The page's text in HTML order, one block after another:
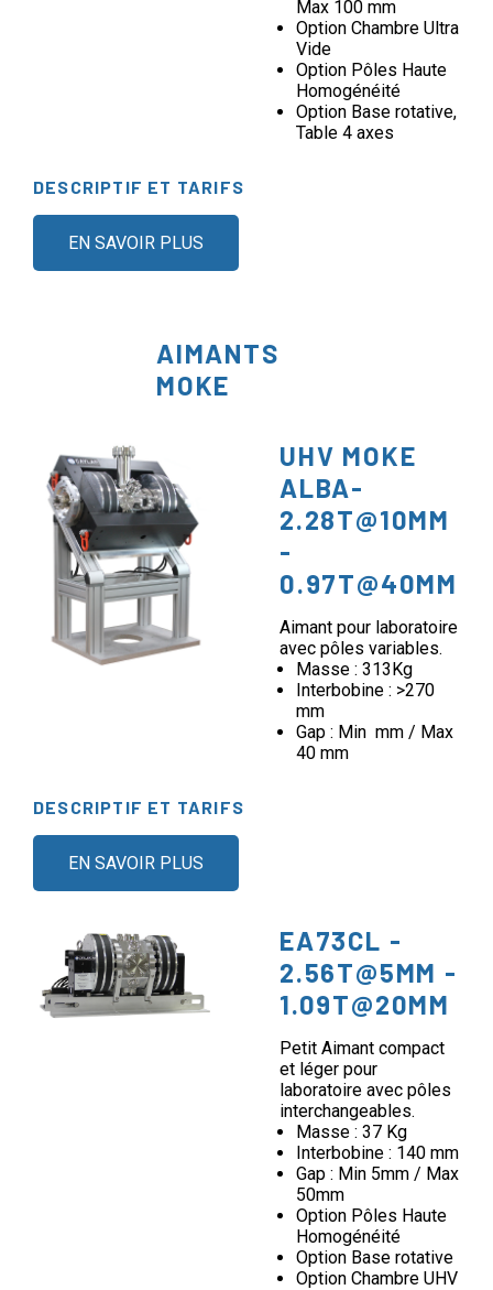
Max 100 mm
Option Chambre Ultra
Vide
Option Pôles Haute
Homogénéité
Option Base rotative,
Table 4 axes
DESCRIPTIF ET TARIFS
EN SAVOIR PLUS
AIMANTS
MOKE
UHV MOKE
ALBA-
2.28T@10MM
-
0.97T@40MM
Aimant pour laboratoire
avec pôles variables.
Masse : 313Kg
Interbobine : >270
mm
Gap : Min mm / Max
40 mm
DESCRIPTIF ET TARIFS
EN SAVOIR PLUS
EA73CL -
2.56T@5MM -
1.09T@20MM
Petit Aimant compact
et léger pour
laboratoire avec pôles
interchangeables.
Masse : 37 Kg
Interbobine : 140 mm
Gap : Min 5mm / Max
50mm
Option Pôles Haute
Homogénéité
Option Base rotative
Option Chambre UHV